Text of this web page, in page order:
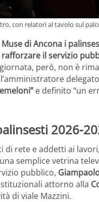
con relatori al tavolo sul
di Ancona i
il servizio
però, non è
delegato
e definito “un
2026-
di rete e addetti ai
semplice vetrina
pubblico,
attorno alla
di viale Mazzini.